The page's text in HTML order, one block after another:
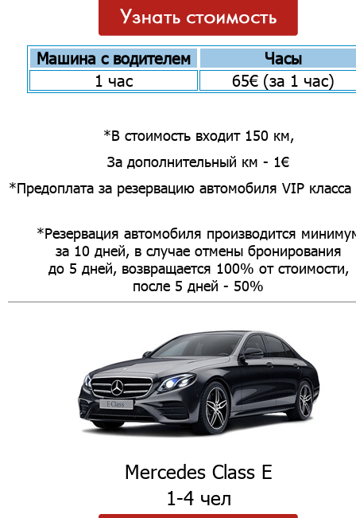
Машина с водителем
Часы
1 час
65€ (за 1 час)
*В стоимость входит 150 км,
За дополнительный км - 1€
*Предоплата за резервацию автомобиля VIP
*Резервация автомобиля производится
за 10 дней, в случае отмены бронирования
до 5 дней, возвращается 100% от стоимости,
после 5 дней - 50%
Mercedes Class E
1-4 чел